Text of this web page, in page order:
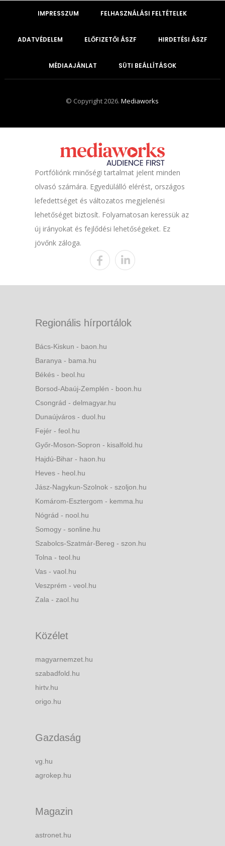
IMPRESSZUM FELHASZNÁLÁSI FELTÉTELEK
ADATVÉDELEM ELŐFIZETŐI ÁSZF HIRDETÉSI ÁSZF
MÉDIAAJÁNLAT SÜTI BEÁLLÍTÁSOK
© Copyright 2026.Mediaworks
Portfóliónk minőségi tartalmat jelent minden
olvasó számára. Egyedülálló elérést, országos
lefedettséget és változatos megjelenési
lehetőséget biztosít. Folyamatosan keressük az
új irányokat és fejlődési lehetőségeket. Ez
jövőnk záloga.
Regionális hírportálok
Bács-Kiskun - baon.hu
Baranya - bama.hu
Békés - beol.hu
Borsod-Abaúj-Zemplén - boon.hu
Csongrád - delmagyar.hu
Dunaújváros - duol.hu
Fejér - feol.hu
Győr-Moson-Sopron - kisalfold.hu
Hajdú-Bihar - haon.hu
Heves - heol.hu
Jász-Nagykun-Szolnok - szoljon.hu
Komárom-Esztergom - kemma.hu
Nógrád - nool.hu
Somogy - sonline.hu
Szabolcs-Szatmár-Bereg - szon.hu
Tolna - teol.hu
Vas - vaol.hu
Veszprém - veol.hu
Zala - zaol.hu
Közélet
magyarnemzet.hu
szabadfold.hu
hirtv.hu
origo.hu
Gazdaság
vg.hu
agrokep.hu
Magazin
astronet.hu